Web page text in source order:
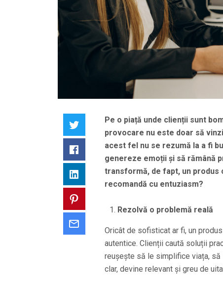
Facebook
LinkedIn
Pe o piață unde clienții sunt
provocare nu este doar să
acest fel nu se rezumă la a fi
genereze emoții și să rămână
transformă, de fapt, un produs
recomandă cu entuziasm?
Rezolvă o problemă reală
Oricât de sofisticat ar fi, un
autentice. Clienții caută soluții
reușește să le simplifice viața,
clar, devine relevant și greu de